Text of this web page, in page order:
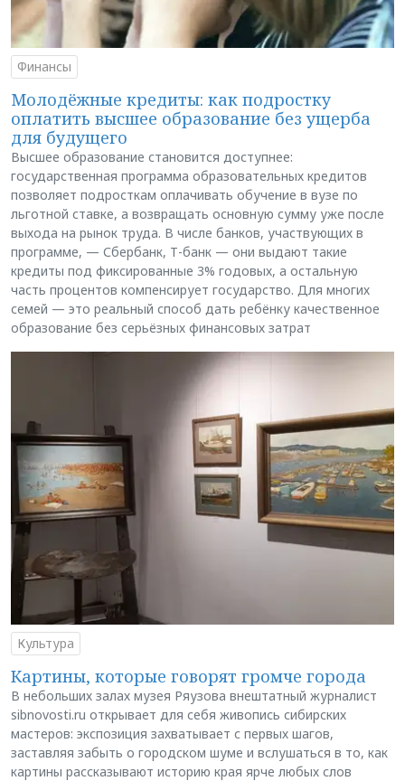
Финансы
Молодёжные кредиты: как подростку
оплатить высшее образование без ущерба
для будущего
Высшее образование становится доступнее:
государственная программа образовательных кредитов
позволяет подросткам оплачивать обучение в вузе по
льготной ставке, а возвращать основную сумму уже после
выхода на рынок труда. В числе банков, участвующих в
программе, — Сбербанк, Т-банк — они выдают такие
кредиты под фиксированные 3% годовых, а остальную
часть процентов компенсирует государство. Для многих
семей — это реальный способ дать ребёнку качественное
образование без серьёзных финансовых затрат
Культура
Картины, которые говорят громче города
В небольших залах музея Ряузова внештатный журналист
sibnovosti.ru открывает для себя живопись сибирских
мастеров: экспозиция захватывает с первых шагов,
заставляя забыть о городском шуме и вслушаться в то, как
картины рассказывают историю края ярче любых слов